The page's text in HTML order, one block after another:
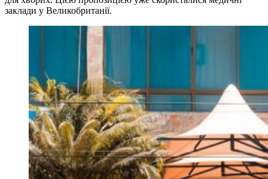
заклади у Великобританії.